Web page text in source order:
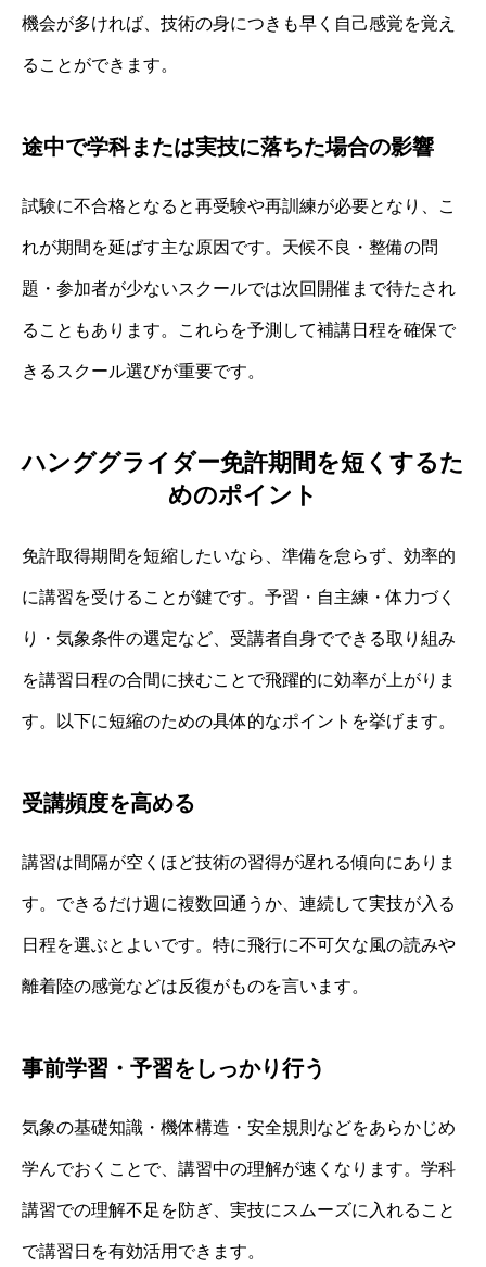
機会が多ければ、技術の身につきも早く自己感覚を覚え
ることができます。
途中で学科または実技に落ちた場合の影響
試験に不合格となると再受験や再訓練が必要となり、こ
れが期間を延ばす主な原因です。天候不良・整備の問
題・参加者が少ないスクールでは次回開催まで待たされ
ることもあります。これらを予測して補講日程を確保で
きるスクール選びが重要です。
ハンググライダー免許期間を短くするた
めのポイント
免許取得期間を短縮したいなら、準備を怠らず、効率的
に講習を受けることが鍵です。予習・自主練・体力づく
り・気象条件の選定など、受講者自身でできる取り組み
を講習日程の合間に挟むことで飛躍的に効率が上がりま
す。以下に短縮のための具体的なポイントを挙げます。
受講頻度を高める
講習は間隔が空くほど技術の習得が遅れる傾向にありま
す。できるだけ週に複数回通うか、連続して実技が入る
日程を選ぶとよいです。特に飛行に不可欠な風の読みや
離着陸の感覚などは反復がものを言います。
事前学習・予習をしっかり行う
気象の基礎知識・機体構造・安全規則などをあらかじめ
学んでおくことで、講習中の理解が速くなります。学科
講習での理解不足を防ぎ、実技にスムーズに入れること
で講習日を有効活用できます。